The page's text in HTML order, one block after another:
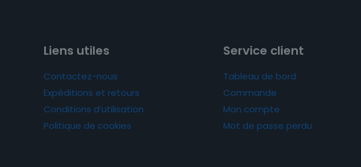
Liens utiles
Contactez-nous
Expéditions et retours
Conditions d’utilisation
Politique de cookies
Service client
Tableau de bord
Commande
Mon compte
Mot de passe perdu